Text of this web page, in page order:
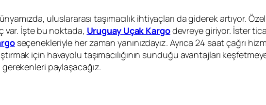
uluslararası taşımacılık ihtiyaçları da giderek artıyor.
var. İşte bu noktada, Uruguay Uçak Kargodevreye giriyor. İster
seçenekleriyle her zaman yanınızdayız. Ayrıca 24 saat çağrı
için havayolu taşımacılığının sunduğu avantajları
paylaşacağız.